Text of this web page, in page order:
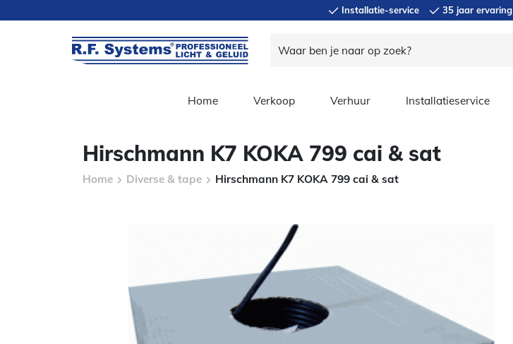
Installatie-service 35 jaar ervaring
Home Verkoop Verhuur Installatieservice
Hirschmann K7 KOKA 799 cai & sat
Home Diverse & tape Hirschmann K7 KOKA 799 cai & sat